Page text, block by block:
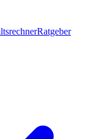
Ratgeber